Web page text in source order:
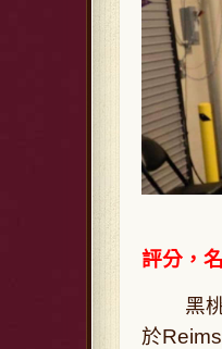
評分，
黑桃A
於